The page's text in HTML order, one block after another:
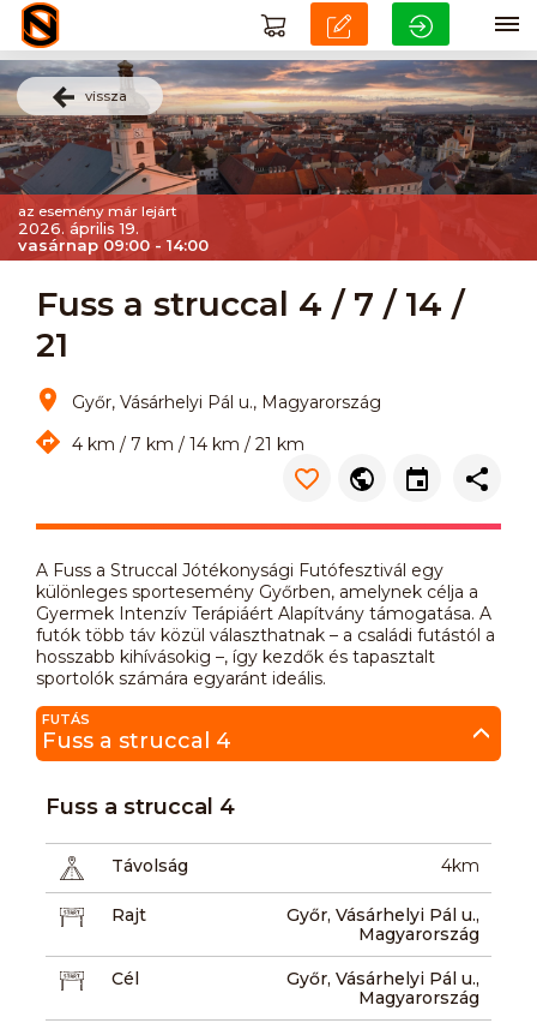
vissza
az esemény már lejárt
2026. április 19.
vasárnap 09:00 - 14:00
Fuss a struccal 4 / 7 / 14 /
21
Győr, Vásárhelyi Pál u., Magyarország
4 km / 7 km / 14 km / 21 km
A Fuss a Struccal Jótékonysági Futófesztivál egy
különleges sportesemény Győrben, amelynek célja a
Gyermek Intenzív Terápiáért Alapítvány támogatása. A
futók több táv közül választhatnak – a családi futástól a
hosszabb kihívásokig –, így kezdők és tapasztalt
sportolók számára egyaránt ideális.
FUTÁS
Fuss a struccal 4
Fuss a struccal 4
Távolság 4km
Rajt
Győr, Vásárhelyi Pál u.,
Magyarország
Cél
Győr, Vásárhelyi Pál u.,
Magyarország